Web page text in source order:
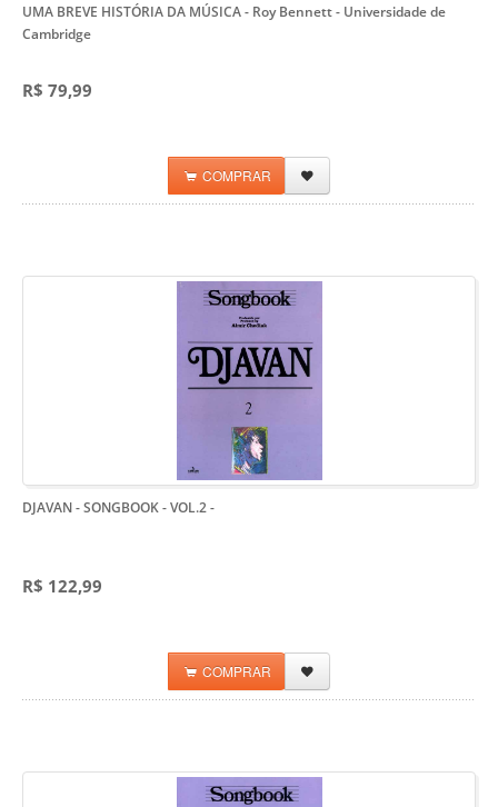
UMA BREVE HISTÓRIA DA MÚSICA - Roy Bennett- Universidade de
Cambridge
R$ 79,99
COMPRAR
DJAVAN - SONGBOOK - VOL.2-
R$ 122,99
COMPRAR